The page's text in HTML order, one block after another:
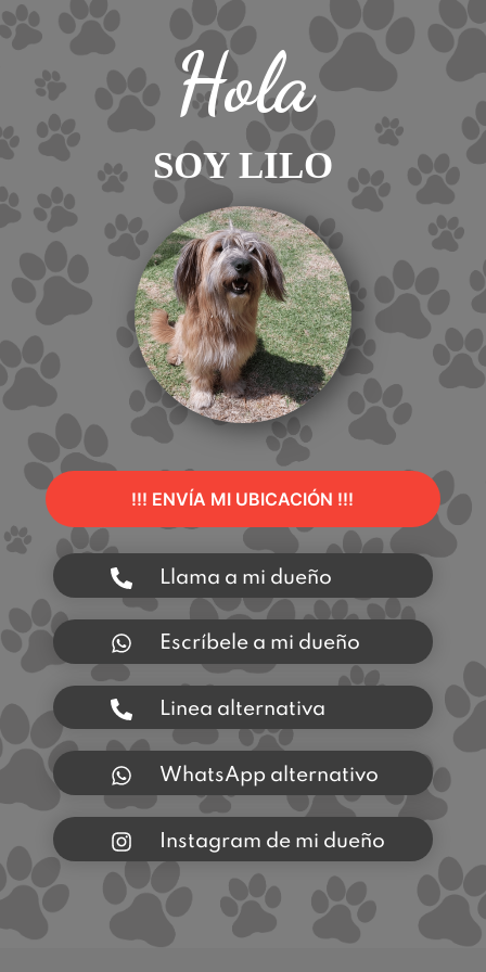
Hola
SOY LILO
!!! ENVÍA MI UBICACIÓN !!!
Llama a mi dueño
Escríbele a mi dueño
Linea alternativa
WhatsApp alternativo
Instagram de mi dueño